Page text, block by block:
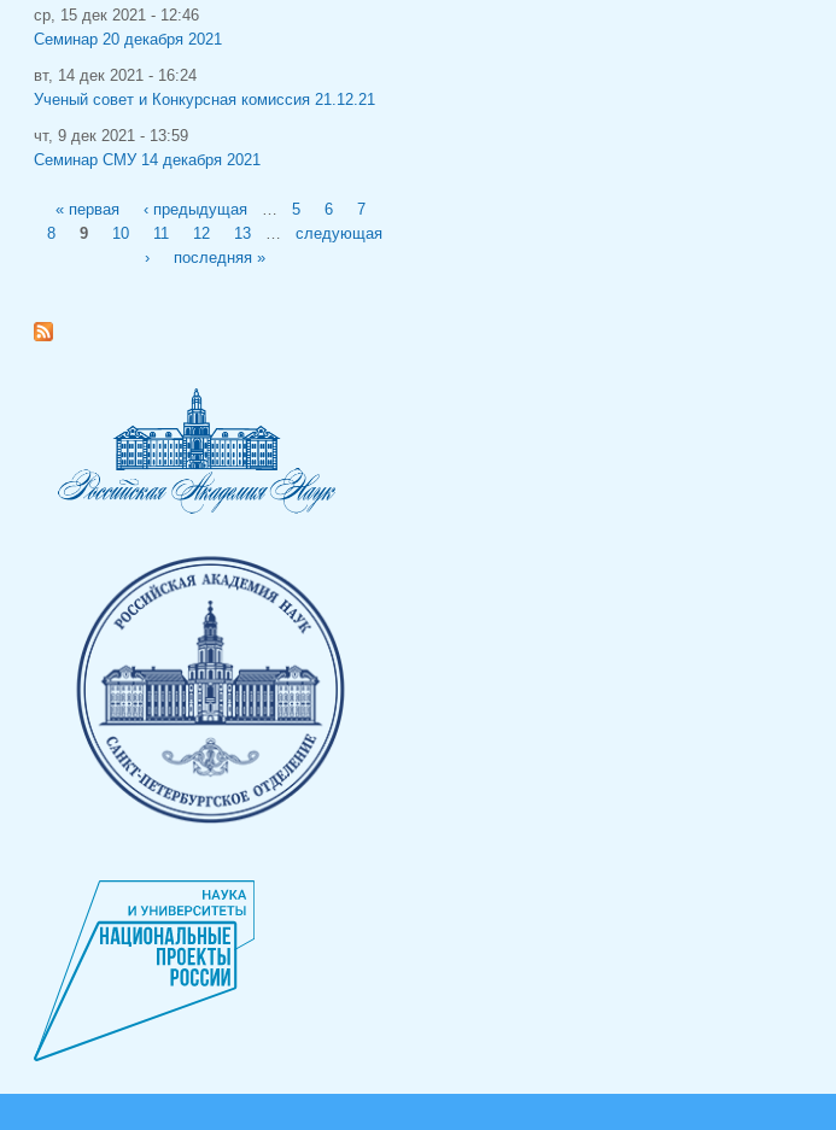
ср, 15 дек 2021 - 12:46
Семинар 20 декабря 2021
вт, 14 дек 2021 - 16:24
Ученый совет и Конкурсная комиссия 21.12.21
чт, 9 дек 2021 - 13:59
Семинар СМУ 14 декабря 2021
« первая ‹ предыдущая 5 6
7
8
9 10 11 12 13
следующая
›
последняя »